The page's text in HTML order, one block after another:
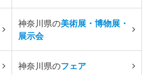
神奈川県の美術展・博物展・
展示会
神奈川県のフェア